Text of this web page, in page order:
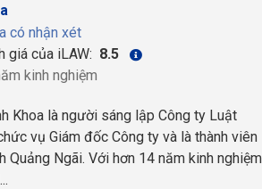
có nhận xét
giá của iLAW: 8.5
kinh nghiệm
Khoa là người sáng lập Công ty Luật
vụ Giám đốc Công ty và là thành viên
Quảng Ngãi. Với hơn 14 năm kinh nghiệm